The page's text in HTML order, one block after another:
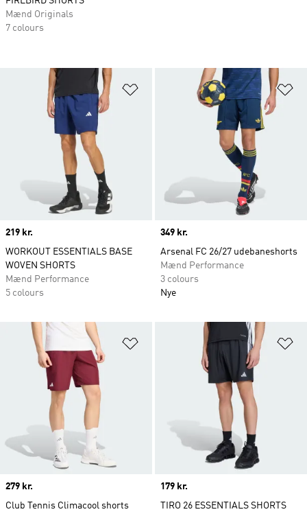
Føj til ønskeliste
Price
219 kr.
WORKOUT ESSENTIALS BASE
WOVEN SHORTS
Mænd Performance
5 colours
Price
349 kr.
Arsenal FC 26/27 udebaneshorts
Mænd Performance
3 colours
Nye
Føj til ønskeliste
Price
279 kr.
Club Tennis Climacool shorts
Price
179 kr.
TIRO 26 ESSENTIALS SHORTS
Mænd Originals
7 colours